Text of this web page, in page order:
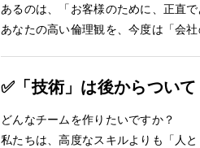
あるのは、「お客様のために、正直
あなたの高い倫理観を、今度は「会
✅「技術」は後からつい
どんなチームを作りたいですか？
私たちは、高度なスキルよりも「人